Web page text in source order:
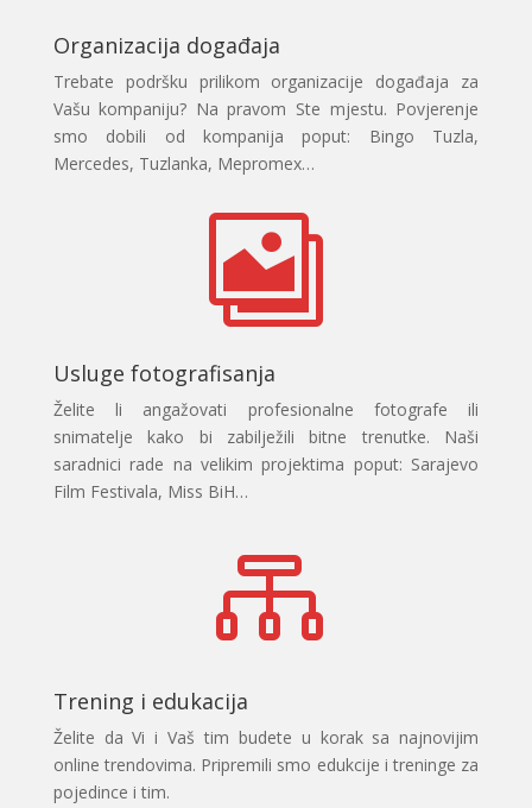
Organizacija događaja
Trebate podršku prilikom organizacije događaja za
Vašu kompaniju? Na pravom Ste mjestu. Povjerenje
smo dobili od kompanija poput: Bingo Tuzla,
Mercedes, Tuzlanka, Mepromex…

Usluge fotografisanja
Želite li angažovati profesionalne fotografe ili
snimatelje kako bi zabilježili bitne trenutke. Naši
saradnici rade na velikim projektima poput: Sarajevo
Film Festivala, Miss BiH…

Trening i edukacija
Želite da Vi i Vaš tim budete u korak sa najnovijim
online trendovima. Pripremili smo edukcije i treninge za
pojedince i tim.